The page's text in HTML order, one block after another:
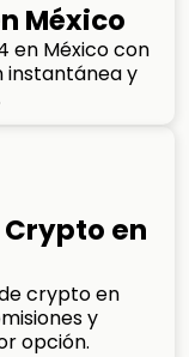
México
en México con
instantánea y
en
crypto en
y
opción.